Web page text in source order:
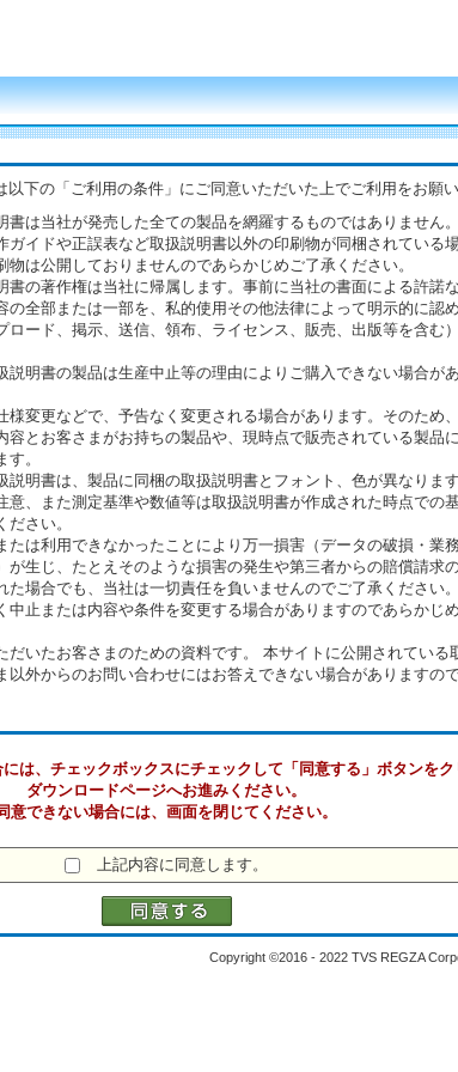
下の「ご利用の条件」にご同意いただいた上でご利用をお願い
書は当社が発売した全ての製品を網羅するものではありません
ガイドや正誤表など取扱説明書以外の印刷物が同梱されている
は公開しておりませんのであらかじめご了承ください。
書の著作権は当社に帰属します。事前に当社の書面による許諾
の全部または一部を、私的使用その他法律によって明示的に認
ロード、掲示、送信、領布、ライセンス、販売、出版等を含む
説明書の製品は生産中止等の理由によりご購入できない場合が
様変更などで、予告なく変更される場合があります。そのため
容とお客さまがお持ちの製品や、現時点で販売されている製品
。
明書は、製品に同梱の取扱説明書とフォント、色が異なります
意、また測定基準や数値等は取扱説明書が作成された時点での
さい。
たは利用できなかったことにより万一損害（データの破損・業
が生じ、たとえそのような損害の発生や第三者からの賠償請求
た場合でも、当社は一切責任を負いませんのでご了承ください。
中止または内容や条件を変更する場合がありますのであらかじ
だいたお客さまのための資料です。 本サイトに公開されている
以外からのお問い合わせにはお答えできない場合がありますの
は、チェックボックスにチェックして「同意する」ボタンをク
ダウンロードページへお進みください。
意できない場合には、画面を閉じてください。
上記内容に同意します。
Copyright ©2016 - 2022 TVS REGZA